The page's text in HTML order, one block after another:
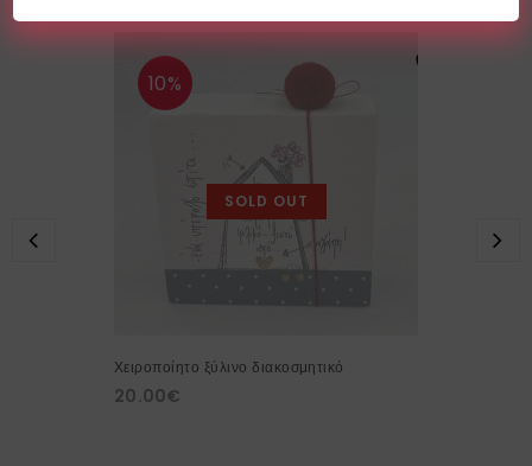
10%
SOLD OUT
Χειροποίητο ξύλινο διακοσμητικό
20.00€